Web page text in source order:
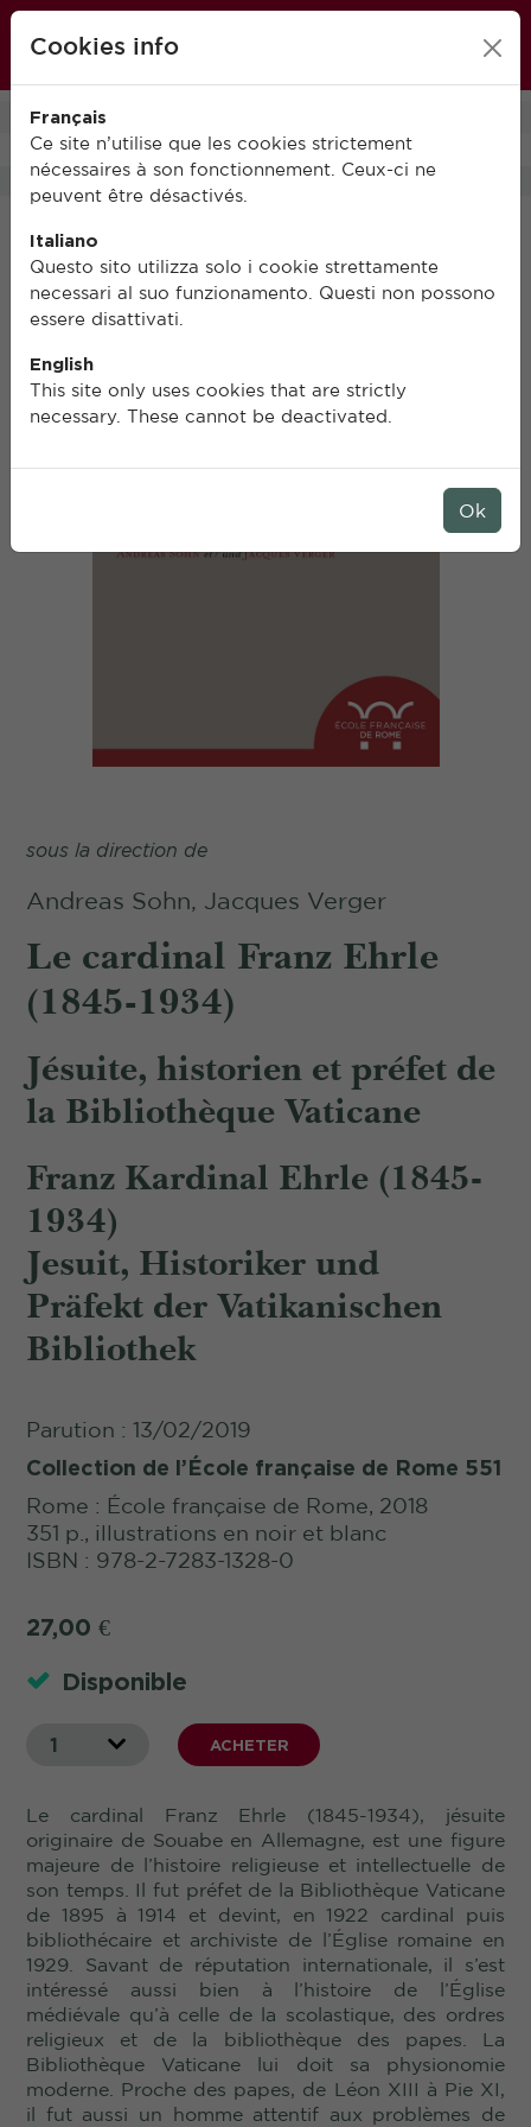
sous la direction de
Andreas Sohn, Jacques Verger
Le cardinal Franz Ehrle
(1845-1934)
Jésuite, historien et préfet de
la Bibliothèque Vaticane
Franz Kardinal Ehrle (1845-
1934)
Jesuit, Historiker und
Präfekt der Vatikanischen
Bibliothek
Parution : 13/02/2019
Collection de l’École française de Rome 551
Rome : École française de Rome, 2018
351 p., illustrations en noir et blanc
ISBN : 978-2-7283-1328-0
27,00 €
Disponible
1 ACHETER
Le cardinal Franz Ehrle (1845-1934), jésuite
originaire de Souabe en Allemagne, est une figure
majeure de l’histoire religieuse et intellectuelle de
son temps. Il fut préfet de la Bibliothèque Vaticane
de 1895 à 1914 et devint, en 1922 cardinal puis
bibliothécaire et archiviste de l’Église romaine en
1929. Savant de réputation internationale, il s’est
intéressé aussi bien à l’histoire de l’Église
médiévale qu’à celle de la scolastique, des ordres
religieux et de la bibliothèque des papes. La
Bibliothèque Vaticane lui doit sa physionomie
moderne. Proche des papes, de Léon XIII à Pie XI,
il fut aussi un homme attentif aux problèmes de
Cookies info
Français
Ce site n’utilise que les cookies strictement
nécessaires à son fonctionnement. Ceux-ci ne
peuvent être désactivés.
Italiano
Questo sito utilizza solo i cookie strettamente
necessari al suo funzionamento. Questi non possono
essere disattivati.
English
This site only uses cookies that are strictly
necessary. These cannot be deactivated.
Ok